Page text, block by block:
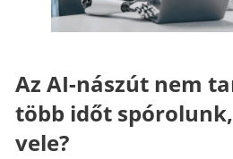
Az AI-nászút nem
több időt
vele?